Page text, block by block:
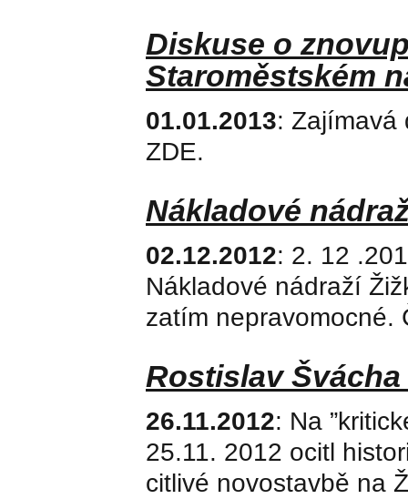
Diskuse o
Staroměstském
01.01.2013: Zajímavá
ZDE.
Nákladové
02.12.2012: 2. 12
Nákladové nádraží
zatím nepravomocné.
Rostislav
26.11.2012: Na
25.11. 2012 ocitl
citlivé novostavbě na